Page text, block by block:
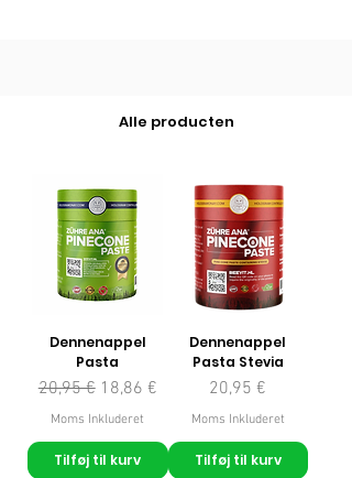
Alle producten
Dennenappel
Pasta
Regulær pris
20,95 € Salgspris
18,86 €
Moms Inkluderet
Tilføj til kurv
Dennenappel
Pasta Stevia
Pris
20,95 €
Moms Inkluderet
Tilføj til kurv